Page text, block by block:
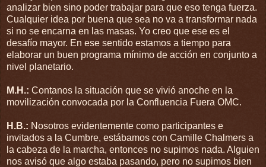
analizar bien sino poder trabajar para que eso tenga fuerza.
Cualquier idea por buena que sea no va a transformar nada
si no se encarna en las masas. Yo creo que ese es el
desafío mayor. En ese sentido estamos a tiempo para
elaborar un buen programa mínimo de acción en conjunto a
nivel planetario.
M.H.: Contanos la situación que se vivió anoche en la
movilización convocada por la Confluencia Fuera OMC.
H.B.: Nosotros evidentemente como participantes e
invitados a la Cumbre, estábamos con Camille Chalmers a
la cabeza de la marcha, entonces no supimos nada. Alguien
nos avisó que algo estaba pasando, pero no supimos bien